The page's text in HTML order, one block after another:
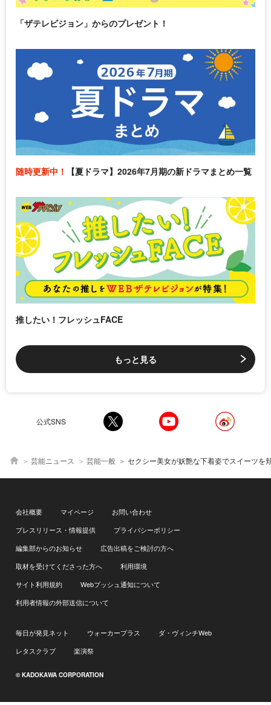
「ザテレビジョン」からのプレゼント！
随時更新中！ 【夏ドラマ】2026年7月期の新ドラマまとめ一覧
推したい！フレッシュFACE
もっと見る
公式SNS
芸能ニュース 芸能一般 セクシー美女が妖艶な下着姿でスイーツを
会社概要 マイページ
お問い合わせ
プレスリリース・情報提供
プライバシーポリシー
編集部からのお知らせ
広告出稿をご検討の方へ
取材を受けてくださった方へ
利用環境
サイト利用規約
Webプッシュ通知について
利用者情報の外部送信について
毎日が発見ネット ウォーカープラス
ダ・ヴィンチWeb
レタスクラブ
楽演祭
© KADOKAWA CORPORATION